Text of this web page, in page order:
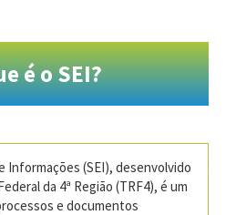
é o SEI?
Informações (SEI), desenvolvido
da 4ª Região (TRF4), é um
e documentos